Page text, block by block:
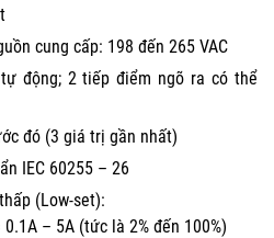
cung cấp: 198 đến 265 VAC
động; 2 tiếp điểm ngõ ra có thể
đó (3 giá trị gần nhất)
IEC 60255 – 26
(Low-set):
– 5A (tức là 2% đến 100%)